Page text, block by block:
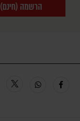
הרשמה (חינם)